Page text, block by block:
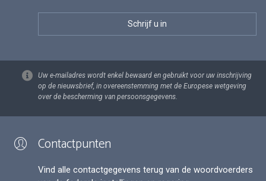
Uw e-mailadres wordt enkel bewaard en gebruikt voor uw inschrijving
op de nieuwsbrief, in overeenstemming met de Europese wetgeving
over de bescherming van persoonsgegevens.
Contactpunten
Vind alle contactgegevens terug van de woordvoerders